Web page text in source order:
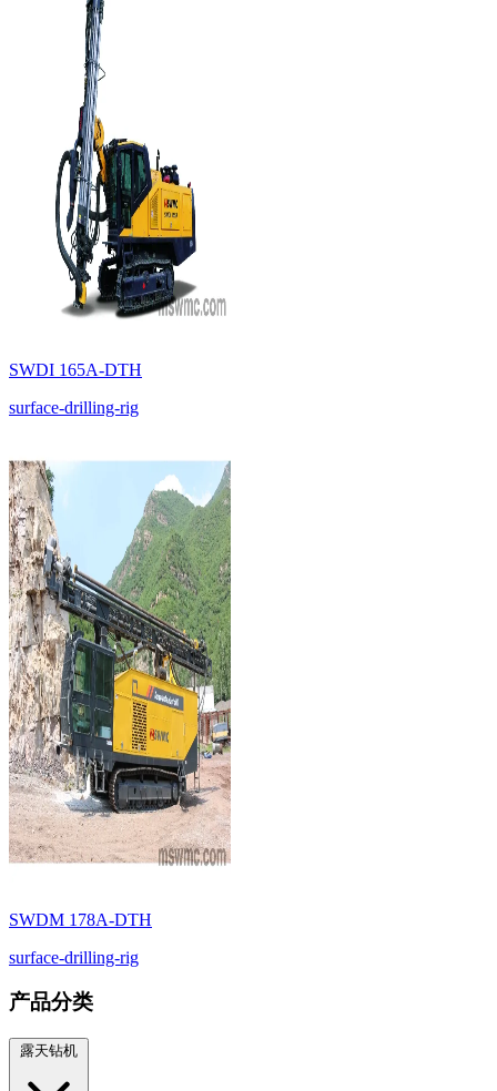
SWDI 165A-DTH
surface-drilling-rig
SWDM 178A-DTH
surface-drilling-rig
产品分类
露天钻机